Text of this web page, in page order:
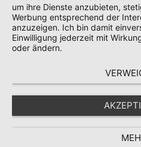
um ihre Dienste anzubieten,
Werbung entsprechend der
anzuzeigen. Ich bin damit
Einwilligung jederzeit mit
oder ändern.